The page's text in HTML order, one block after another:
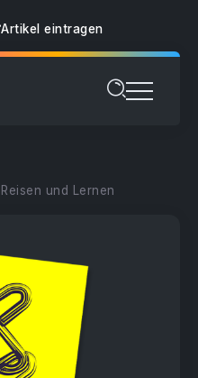
Artikel eintragen
Reisen und Lernen